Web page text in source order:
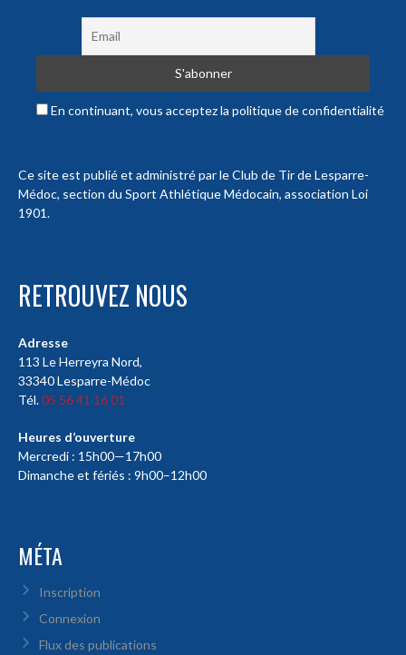
En continuant, vous acceptez la politique de confidentialité
Ce site est publié et administré par le Club de Tir de Lesparre-
Médoc, section du Sport Athlétique Médocain, association Loi
1901.
RETROUVEZ NOUS
Adresse
113 Le Herreyra Nord,
33340 Lesparre-Médoc
Tél.05 56 41 16 01
Heures d’ouverture
Mercredi : 15h00—17h00
Dimanche et fériés : 9h00–12h00
MÉTA
Inscription
Connexion
Flux des publications